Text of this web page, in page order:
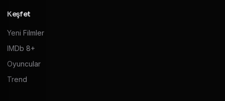
Keşfet
Yeni Filmler
IMDb 8+
Oyuncular
Trend